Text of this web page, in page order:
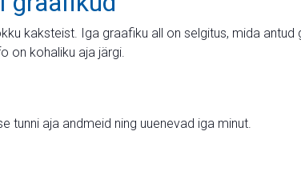
kaksteist. Iga graafiku all on selgitus, mida
on kohaliku aja järgi.
tunni aja andmeid ning uuenevad iga minut.